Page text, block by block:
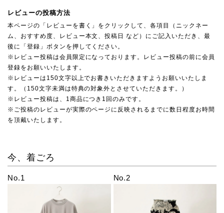
レビューの投稿方法
本ページの「レビューを書く」をクリックして、各項目（ニックネー
ム、おすすめ度、レビュー本文、投稿日 など）にご記入いただき、最
後に「登録」ボタンを押してください。
※レビュー投稿は会員限定になっております。レビュー投稿の前に会員
登録をお願いいたします。
※レビューは150文字以上でお書きいただきますようお願いいたしま
す。（150文字未満は特典の対象外とさせていただきます。）
※レビュー投稿は、1商品につき1回のみです。
※ご投稿のレビューが実際のページに反映されるまでに数日程度お時間
を頂戴いたします。
今、着ごろ
No.1 No.2